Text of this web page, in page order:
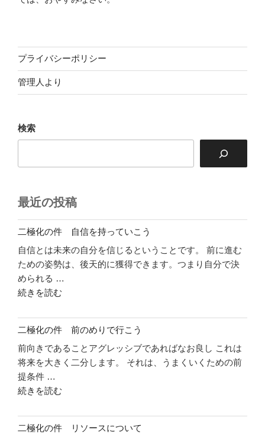
プライバシーポリシー
管理人より
検索
最近の投稿
二極化の件 自信を持っていこう
自信とは未来の自分を信じるということです。 前に進む
ための姿勢は、後天的に獲得できます。つまり自分で決
められる …
"二
化
の
件
自
信
を
っ
て
続きを読む
二極化の件 前のめりで行こう
前向きであることアグレッシブであればなお良し これは
将来を大きく二分します。 それは、うまくいくための前
提条件 …
"二
化
の
続きを読む
二極化の件 リソースについて